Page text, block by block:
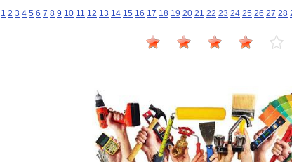
1 2 3 4 5 6 7 8 9 10 11 12 13 14 15 16 17 18 19 20 21 22 23 24 25 26 27 28